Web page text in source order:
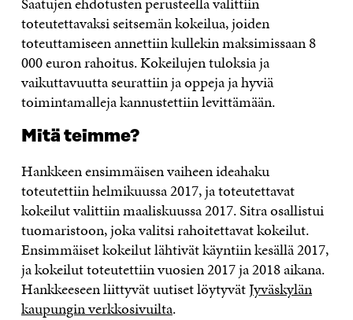
toteutettavaksi seitsemän kokeilua, joiden
toteuttamiseen annettiin kullekin maksimissaan 8
000 euron rahoitus. Kokeilujen tuloksia ja
vaikuttavuutta seurattiin ja oppeja ja hyviä
toimintamalleja kannustettiin levittämään.
Mitä teimme?
Hankkeen ensimmäisen vaiheen ideahaku
toteutettiin helmikuussa 2017, ja toteutettavat
kokeilut valittiin maaliskuussa 2017. Sitra osallistui
tuomaristoon, joka valitsi rahoitettavat kokeilut.
Ensimmäiset kokeilut lähtivät käyntiin kesällä 2017,
ja kokeilut toteutettiin vuosien 2017 ja 2018 aikana.
Hankkeeseen liittyvät uutiset löytyvätJyväskylän
kaupungin verkkosivuilta.